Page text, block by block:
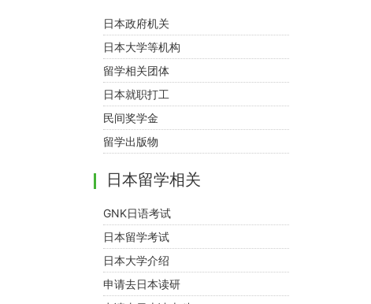
日本政府机关
日本大学等机构
留学相关团体
日本就职打工
民间奖学金
留学出版物
日本留学相关
GNK日语考试
日本留学考试
日本大学介绍
申请去日本读研